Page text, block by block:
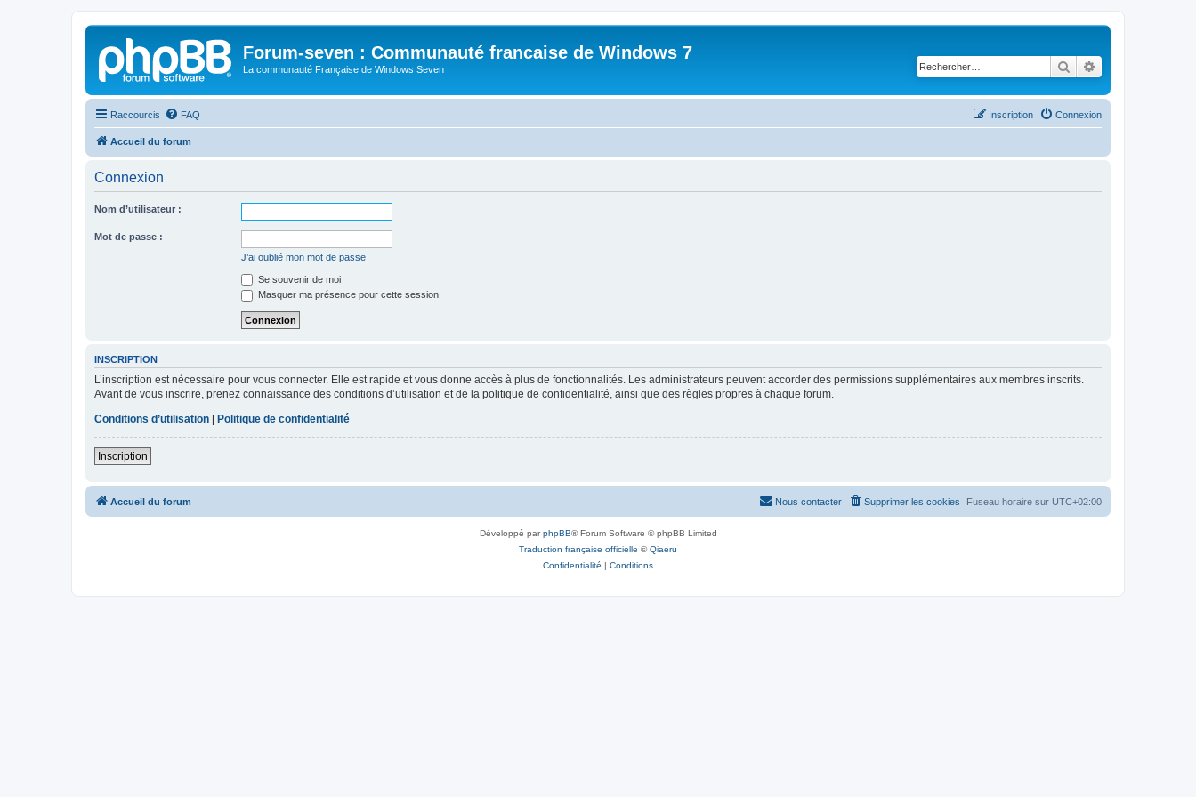
Forum-seven : Communauté francaise de Windows 7
La communauté Française de Windows Seven Rechercher
Raccourcis FAQ Connexion
Inscription
Accueil du forum
Connexion
Nom d’utilisateur :
Mot de passe :
J’ai oublié mon mot de passe
Se souvenir de moi
Masquer ma présence pour cette session
INSCRIPTION
L’inscription est nécessaire pour vous connecter. Elle est rapide et vous donne accès à plus de fonctionnalités. Les administrateurs peuvent accorder des permissions supplémentaires aux membres inscrits.
Avant de vous inscrire, prenez connaissance des conditions d’utilisation et de la politique de confidentialité, ainsi que des règles propres à chaque forum.
Conditions d’utilisation
Politique de confidentialité
Inscription
Accueil du forum Fuseau horaire sur UTC+02:00
Supprimer les cookies
Nous contacter
Développé parphpBB® Forum Software © phpBB Limited
Traduction française officielle ©Qiaeru
Confidentialité | Conditions